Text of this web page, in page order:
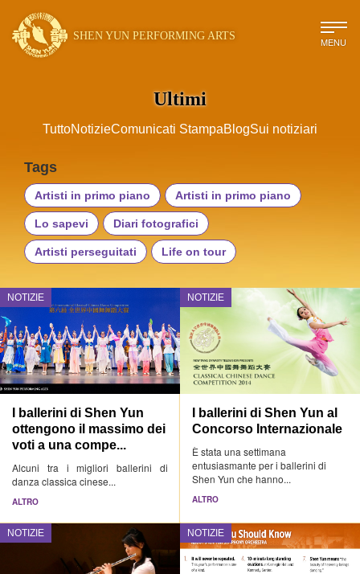
SHEN YUN PERFORMING ARTS MENU
Ultimi
TuttoNotizieComunicati StampaBlogSui notiziari
Tags
Artisti in primo piano Artisti in primo piano
Lo sapevi Diari fotografici
Artisti perseguitati Life on tour
NOTIZIE
I ballerini di Shen Yun
ottengono il massimo dei
voti a una compe...
Alcuni tra i migliori ballerini di
danza classica cinese...
ALTRO
NOTIZIE
I ballerini di Shen Yun al
Concorso Internazionale
È stata una settimana
entusiasmante per i ballerini di
Shen Yun che hanno...
ALTRO
NOTIZIE NOTIZIE